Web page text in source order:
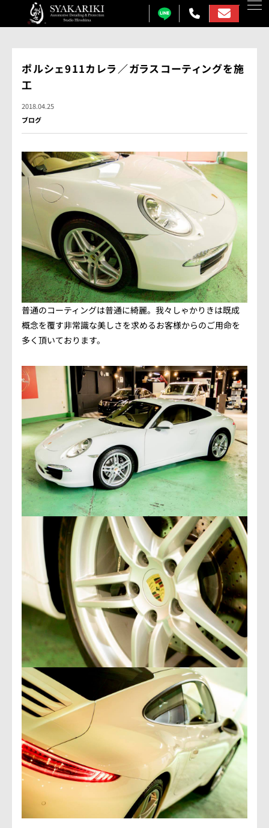
プロテクションフィルム
カーフィルム
カーラッピング
ガラス研磨
しゃかりきについて
施工事例
各メニュー料金表
会社概要
アクセス情報
お気軽にお問い合わせください。
TEL.082-225-7355
LINEでお問い合わせ
営業時間：10:00~18:00（日・祝10:00~17:00）
定休日：第3日曜/水曜定休
ポルシェ911カレラ／ガラスコーティングを施
工
2018.04.25
ブログ
普通のコーティングは普通に綺麗。我々しゃかりきは既成
概念を覆す非常識な美しさを求めるお客様からのご用命を
多く頂いております。